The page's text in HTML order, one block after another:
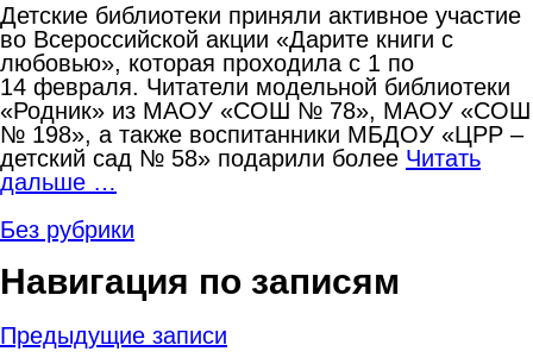
Детские библиотеки приняли активное участие
во Всероссийской акции «Дарите книги с
любовью», которая проходила с 1 по
14 февраля. Читатели модельной библиотеки
«Родник» из МАОУ «СОШ № 78», МАОУ «СОШ
№ 198», а также воспитанники МБДОУ «ЦРР –
детский сад № 58» подарили более Читать
дальше …
Без рубрики
Навигация по записям
Предыдущие записи